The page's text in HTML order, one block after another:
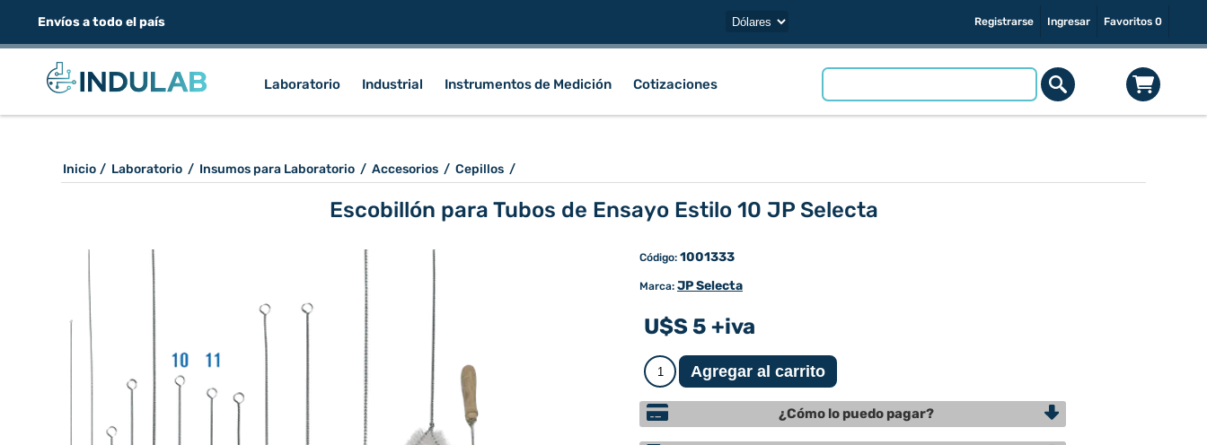
Envíos a todo el país Registrarse Ingresar Favoritos 0
Laboratorio Industrial Instrumentos de Medición Cotizaciones
Inicio / Laboratorio / Insumos para Laboratorio / Accesorios / Cepillos /
Escobillón para Tubos de Ensayo Estilo 10 JP Selecta
Código: 1001333
Marca: JP Selecta
U$S 5 +iva
¿Cómo lo puedo pagar?